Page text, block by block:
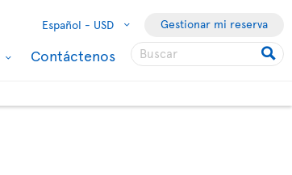
Español - USD Gestionar mi reserva
Contáctenos